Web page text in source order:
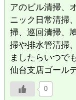
アのビル清掃、
ニック日常清掃
掃、巡回清掃、
掃や排水管清掃
ましたらいつで
仙台支店ゴール
0